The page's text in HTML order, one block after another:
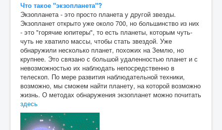
Что такое "экзопланета"?
Экзопланета - это просто планета у другой звезды.
Экзопланет открыто уже около 700, но большинство из них
- это "горячие юпитеры", то есть планеты, которым чуть-
чуть не хватило массы, чтобы стать звездой. Уже
обнаружили несколько планет, похожих на Землю, но
крупнее. Это связано с большой удаленностью планет и с
невозможностью их наблюдать непосредственно в
телескоп. По мере развития наблюдательной техники,
возможно, мы сможем найти планету, на которой возможно
жизнь. О методах обнаружения экзопланет можно почитать
здесь